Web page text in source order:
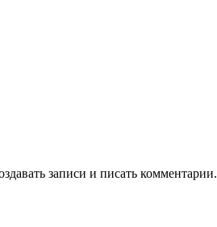
записи и писать комментарии.